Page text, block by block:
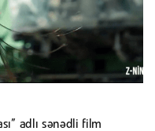
adlı sənədli film